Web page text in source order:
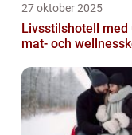
27 oktober 2025
Livsstilshotell med
mat- och